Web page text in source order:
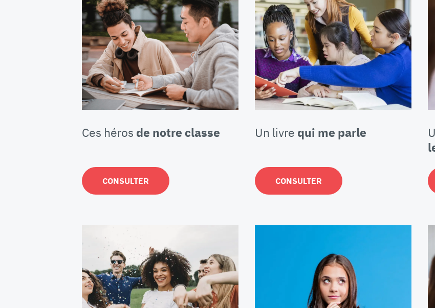
Ces héros de notre classe
CONSULTER
Un livre qui me parle
CONSULTER